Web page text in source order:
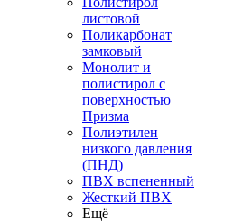
листовой
Поликарбонат
замковый
Монолит и
полистирол с
поверхностью
Призма
Полиэтилен
низкого давления
(ПНД)
ПВХ вспененный
Жесткий ПВХ
Ещё